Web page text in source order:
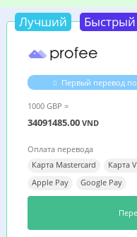
Лучший Быстрый
Первый перевод
1000 GBP =
34091485.00 VND
Оплата перевода
Карта Mastercard
Карта
Apple Pay
Google Pay